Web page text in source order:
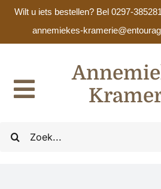
Wilt u iets bestellen? Bel 0297-
annemiekes-
inhoud
Zoeken
Toggle
Navigation